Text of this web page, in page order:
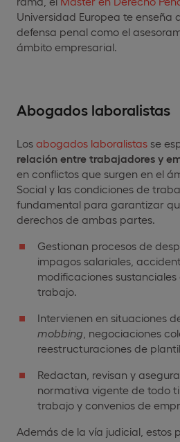
Universidad Europea te enseña
defensa penal como el
ámbito empresarial.
Abogados laboralistas
Los abogados laboralistas se
relación entre trabajadores y
en conflictos que surgen en el
Social y las condiciones de
fundamental para garantizar
derechos de ambas partes.
Gestionan procesos de
impagos salariales,
modificaciones
trabajo.
Intervienen en situaciones
mobbing , negociaciones
reestructuraciones de
Redactan, revisan y
normativa vigente de todo
trabajo y convenios de
Además de la vía judicial, estos